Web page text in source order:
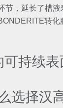
节，延长了槽液
转化
可持续表
选择汉